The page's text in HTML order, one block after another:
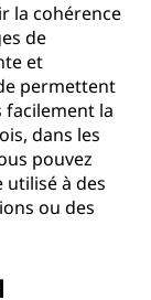
la cohérence
de
et
permettent
la
dans les
pouvez
à des
ou des